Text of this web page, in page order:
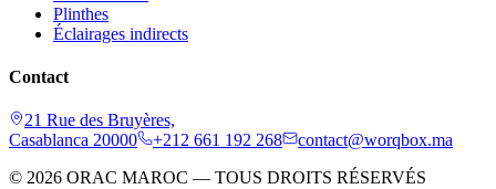
Plinthes
Éclairages indirects
Contact
21 Rue des Bruyères,
Casablanca 20000
+212 661 192 268
contact@worqbox.ma
© 2026 ORAC MAROC — TOUS DROITS RÉSERVÉS